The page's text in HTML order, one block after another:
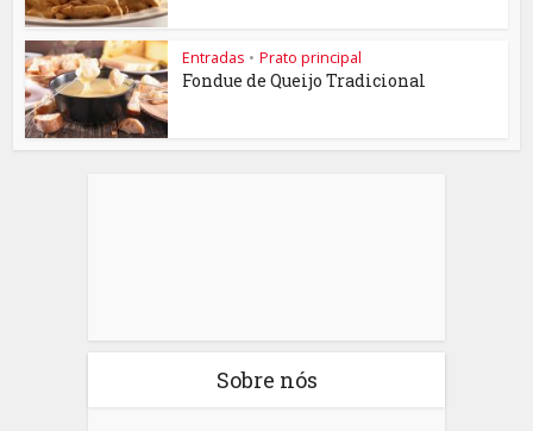
Entradas • Prato principal
Fondue de Queijo Tradicional
Sobre nós